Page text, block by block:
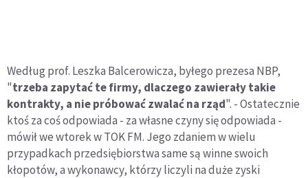
Według prof. Leszka Balcerowicza, byłego prezesa NBP,
"trzeba zapytać te firmy, dlaczego zawierały takie
kontrakty, a nie próbować zwalać na rząd". - Ostatecznie
ktoś za coś odpowiada - za własne czyny się odpowiada -
mówił we wtorek w TOK FM. Jego zdaniem w wielu
przypadkach przedsiębiorstwa same są winne swoich
kłopotów, a wykonawcy, którzy liczyli na duże zyski